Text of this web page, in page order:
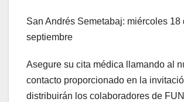
San Andrés Semetabaj: miércoles 18
septiembre
Asegure su cita médica llamando al
contacto proporcionado en la
distribuirán los colaboradores de